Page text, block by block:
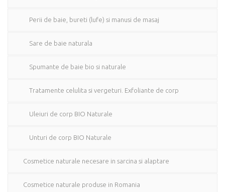
Perii de baie, bureti (lufe) si manusi de masaj
Sare de baie naturala
Spumante de baie bio si naturale
Tratamente celulita si vergeturi. Exfoliante de corp
Uleiuri de corp BIO Naturale
Unturi de corp BIO Naturale
Cosmetice naturale necesare in sarcina si alaptare
Cosmetice naturale produse in Romania